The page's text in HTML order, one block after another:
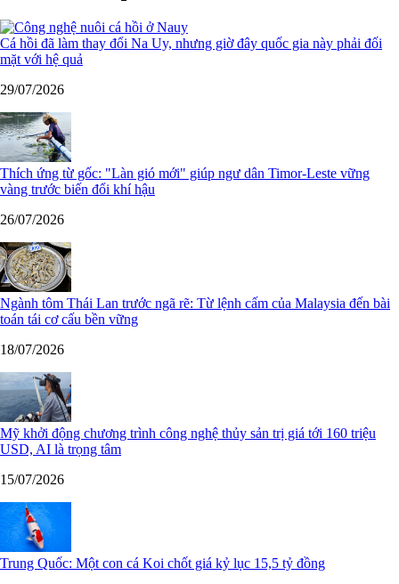
Cá hồi đã làm thay đổi Na Uy, nhưng giờ đây quốc gia này phải đối
mặt với hệ quả
29/07/2026
Thích ứng từ gốc: "Làn gió mới" giúp ngư dân Timor-Leste vững
vàng trước biến đổi khí hậu
26/07/2026
Ngành tôm Thái Lan trước ngã rẽ: Từ lệnh cấm của Malaysia đến bài
toán tái cơ cấu bền vững
18/07/2026
Mỹ khởi động chương trình công nghệ thủy sản trị giá tới 160 triệu
USD, AI là trọng tâm
15/07/2026
Trung Quốc: Một con cá Koi chốt giá kỷ lục 15,5 tỷ đồng